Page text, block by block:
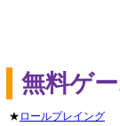
無料ゲ
★ ロールプレイング